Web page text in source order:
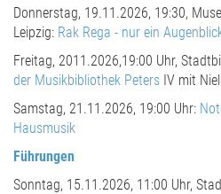
Donnerstag, 19.11.2026, 19:30,
Leipzig: Rak Rega - nur ein
Freitag, 2011.2026,19:00 Uhr,
der Musikbibliothek Peters IV mit
Samstag, 21.11.2026, 19:00 Uhr:
Hausmusik
Führungen
Sonntag, 15.11.2026, 11:00 Uhr,